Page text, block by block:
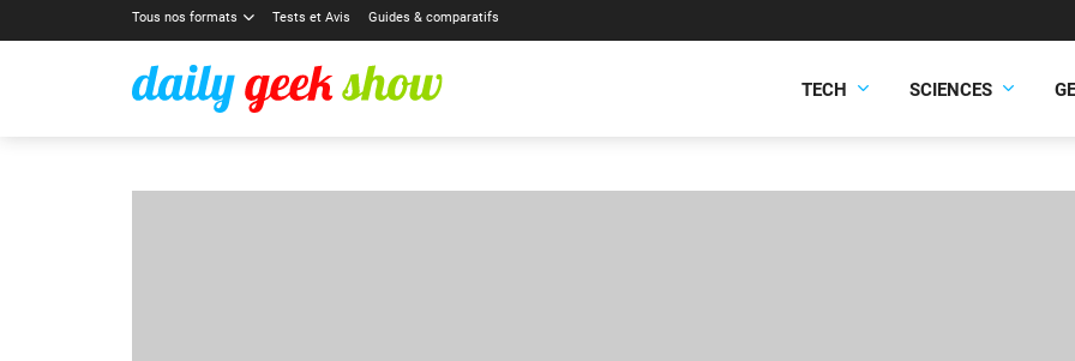
Tous nos formats Tests et Avis Guides & comparatifs
TECH SCIENCES